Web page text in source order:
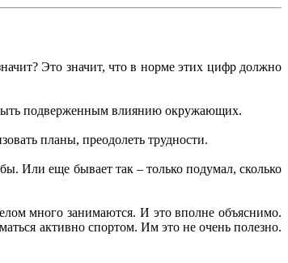
Это значит, что в норме этих цифр должно
подверженным влиянию окружающих.
планы, преодолеть трудности.
Или еще бывает так – только подумал, сколько
много занимаются. И это вполне объяснимо.
активно спортом. Им это не очень полезно.